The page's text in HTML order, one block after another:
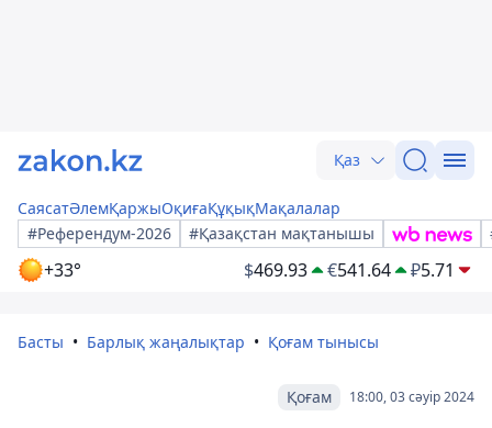
Қаз
СаясатӘлемҚаржыОқиғаҚұқықМақалалар
#Референдум-2026
#Қазақстан мақтанышы
+33° $469.93 €541.64 ₽5.71
Басты Барлық жаңалықтар Қоғам тынысы
18:00, 03 сәуір 2024
Қоғам